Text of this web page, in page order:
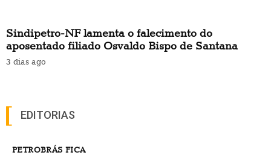
Sindipetro-NF lamenta o falecimento do
aposentado filiado Osvaldo Bispo de Santana
3 dias ago
EDITORIAS
PETROBRÁS FICA